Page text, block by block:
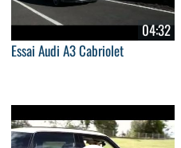
04:32
Essai Audi A3 Cabriolet